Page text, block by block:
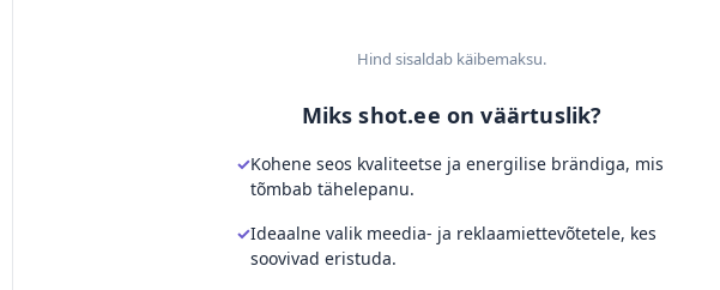
Hind sisaldab käibemaksu.
Miks shot.ee on väärtuslik?
Kohene seos kvaliteetse ja energilise brändiga, mis
tõmbab tähelepanu.
Ideaalne valik meedia- ja reklaamiettevõtetele, kes
soovivad eristuda.